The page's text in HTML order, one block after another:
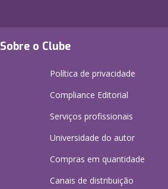
Sobre o Clube
Política de privacidade
Compliance Editorial
Serviços profissionais
Universidade do autor
Compras em quantidade
Canais de distribuição